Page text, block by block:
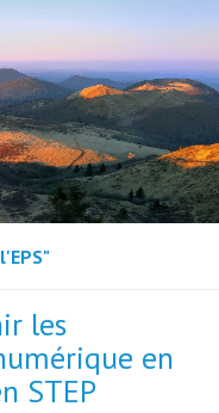
les
en
STEP